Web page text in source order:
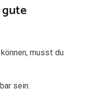
musst du
sein.